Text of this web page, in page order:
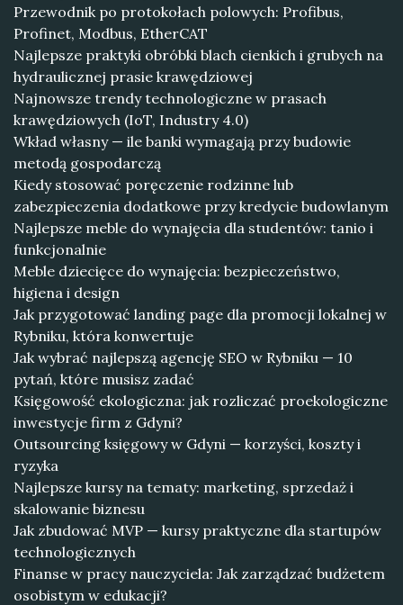
Przewodnik po protokołach polowych: Profibus,
Profinet, Modbus, EtherCAT
Najlepsze praktyki obróbki blach cienkich i grubych na
hydraulicznej prasie krawędziowej
Najnowsze trendy technologiczne w prasach
krawędziowych (IoT, Industry 4.0)
Wkład własny — ile banki wymagają przy budowie
metodą gospodarczą
Kiedy stosować poręczenie rodzinne lub
zabezpieczenia dodatkowe przy kredycie budowlanym
Najlepsze meble do wynajęcia dla studentów: tanio i
funkcjonalnie
Meble dziecięce do wynajęcia: bezpieczeństwo,
higiena i design
Jak przygotować landing page dla promocji lokalnej w
Rybniku, która konwertuje
Jak wybrać najlepszą agencję SEO w Rybniku — 10
pytań, które musisz zadać
Księgowość ekologiczna: jak rozliczać proekologiczne
inwestycje firm z Gdyni?
Outsourcing księgowy w Gdyni — korzyści, koszty i
ryzyka
Najlepsze kursy na tematy: marketing, sprzedaż i
skalowanie biznesu
Jak zbudować MVP — kursy praktyczne dla startupów
technologicznych
Finanse w pracy nauczyciela: Jak zarządzać budżetem
osobistym w edukacji?